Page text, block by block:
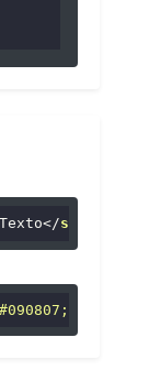
Texto</span